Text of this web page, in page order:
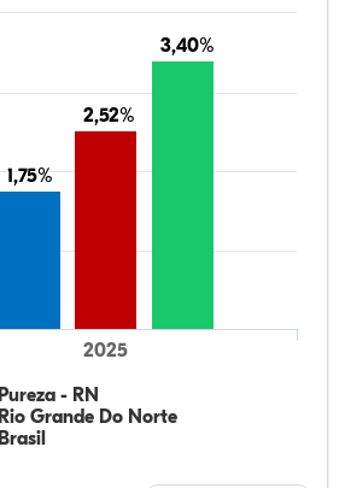
1,75%
1,75%
2,52%
2,52%
3,40%
3,40%
Pureza - RN
Rio Grande Do Norte
Brasil
2025